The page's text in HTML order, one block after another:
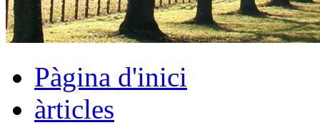
Pàgina d'inici
àrticles